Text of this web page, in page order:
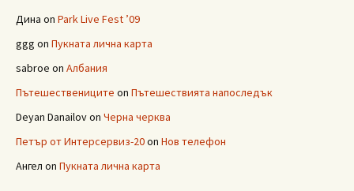
Дина on Park Live Fest ’09
ggg on Пукната лична карта
sabroe on Албания
Пътешествениците on Пътешествията напоследък
Deyan Danailovon Черна черква
Петър от Интерсервиз-20on Нов телефон
Ангел on Пукната лична карта